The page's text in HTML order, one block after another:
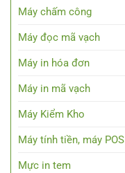
Máy chấm công
Máy đọc mã vạch
Máy in hóa đơn
Máy in mã vạch
Máy Kiểm Kho
Máy tính tiền, máy POS
Mực in tem